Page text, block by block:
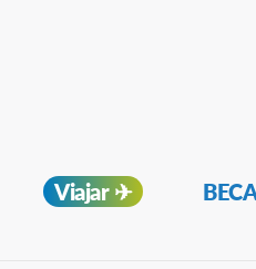
Viajar ✈︎